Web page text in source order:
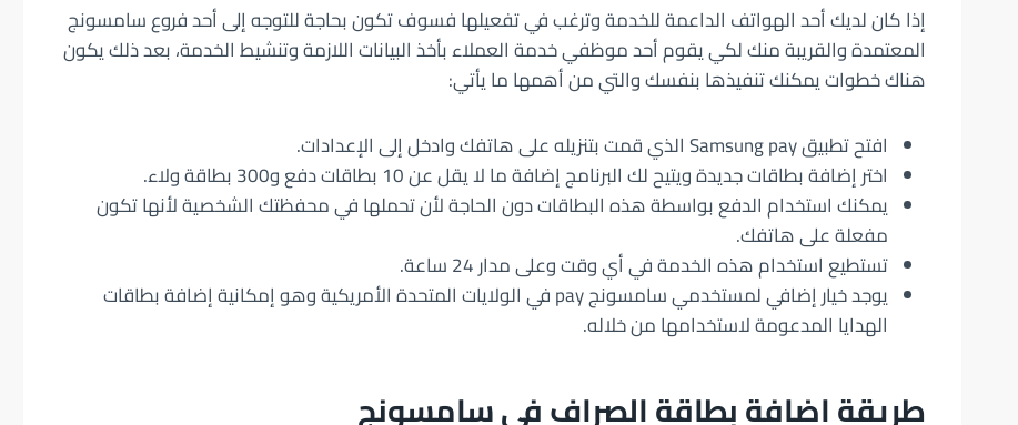
إذا كان لديك أحد الهواتف الداعمة للخدمة وترغب في تفعيلها فسوف تكون بحاجة للتوجه إلى أحد فروع سامسونج
المعتمدة والقريبة منك لكي يقوم أحد موظفي خدمة العملاء بأخذ البيانات اللازمة وتنشيط الخدمة، بعد ذلك يكون
هناك خطوات يمكنك تنفيذها بنفسك والتي من أهمها ما يأتي:
افتح تطبيق Samsung pay الذي قمت بتنزيله على هاتفك وادخل إلى الإعدادات.
اختر إضافة بطاقات جديدة ويتيح لك البرنامج إضافة ما لا يقل عن 10 بطاقات دفع و300 بطاقة ولاء.
يمكنك استخدام الدفع بواسطة هذه البطاقات دون الحاجة لأن تحملها في محفظتك الشخصية لأنها تكون
مفعلة على هاتفك.
تستطيع استخدام هذه الخدمة في أي وقت وعلى مدار 24 ساعة.
يوجد خيار إضافي لمستخدمي سامسونج pay في الولايات المتحدة الأمريكية وهو إمكانية إضافة بطاقات
الهدايا المدعومة لاستخدامها من خلاله.
طريقة اضافة بطاقة الصراف في سامسونج